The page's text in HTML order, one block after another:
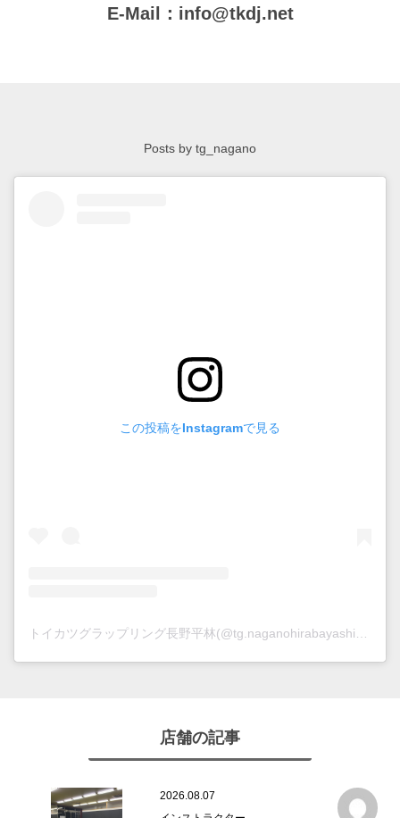
E-Mail： info@tkdj.net
Posts by tg_nagano
この投稿をInstagramで見る
トイカツグラップリング長野平林(@tg.naganohirabayashi)がシェアした投稿
店舗の記事
2026.08.07